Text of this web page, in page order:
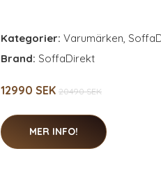
Kategorier: Varumärken,
Brand: SoffaDirekt
12990 SEK 20490 SEK
MER INFO!